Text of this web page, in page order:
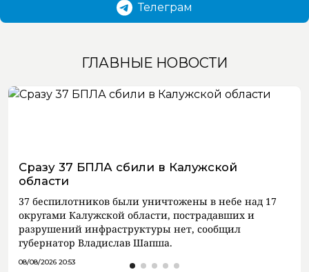
Телеграм
ГЛАВНЫЕ НОВОСТИ
Сразу 37 БПЛА сбили в Калужской
области
37 беспилотников были уничтожены в небе над 17
округами Калужской области, пострадавших и
разрушений инфраструктуры нет, сообщил
губернатор Владислав Шапша.
08/08/2026 20:53